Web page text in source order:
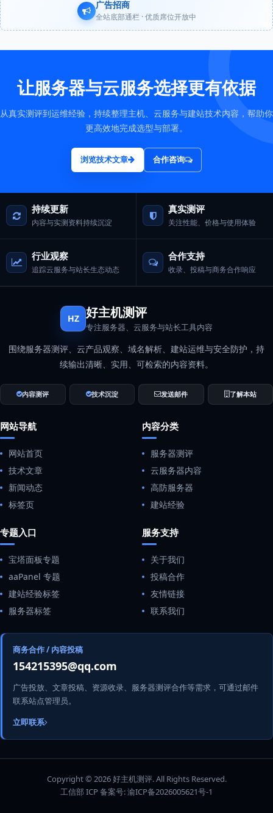
广告招商
全站底部通栏 · 优质席位开放中
让服务器与云服务选择更有依据
从真实测评到运维经验，持续整理主机、云服务与建站技术内容，帮助你
更高效地完成选型与部署。
浏览技术文章 合作咨询
持续更新
内容与实测资料持续沉淀
真实测评
关注性能、价格与使用体验
行业观察
追踪云服务与站长生态动态
合作支持
收录、投稿与商务合作响应
HZ 好主机测评
专注服务器、云服务与站长工具内容
围绕服务器测评、云产品观察、域名解析、建站运维与安全防护，持
续输出清晰、实用、可检索的内容资料。
内容测评 技术沉淀 发送邮件 了解本站
网站导航
网站首页
技术文章
新闻动态
标签页
内容分类
服务器测评
云服务器内容
高防服务器
建站经验
专题入口
宝塔面板专题
aaPanel 专题
建站经验标签
服务器标签
服务支持
关于我们
投稿合作
友情链接
联系我们
商务合作 / 内容投稿
154215395@qq.com
广告投放、文章投稿、资源收录、服务器测评合作等需求，可通过邮件
联系站点管理员。
立即联系
Copyright © 2026 好主机测评. All Rights Reserved.
工信部 ICP 备案号:渝ICP备2026005621号-1